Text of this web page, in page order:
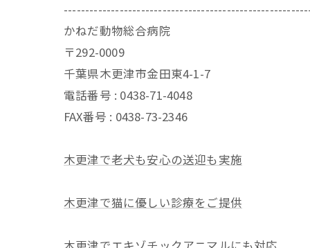
かねだ動物総合病院
〒292-0009
千葉県木更津市金田東4-1-7
電話番号 : 0438-71-4048
FAX番号 : 0438-73-2346
木更津で老犬も安心の送迎も実施
木更津で猫に優しい診療をご提供